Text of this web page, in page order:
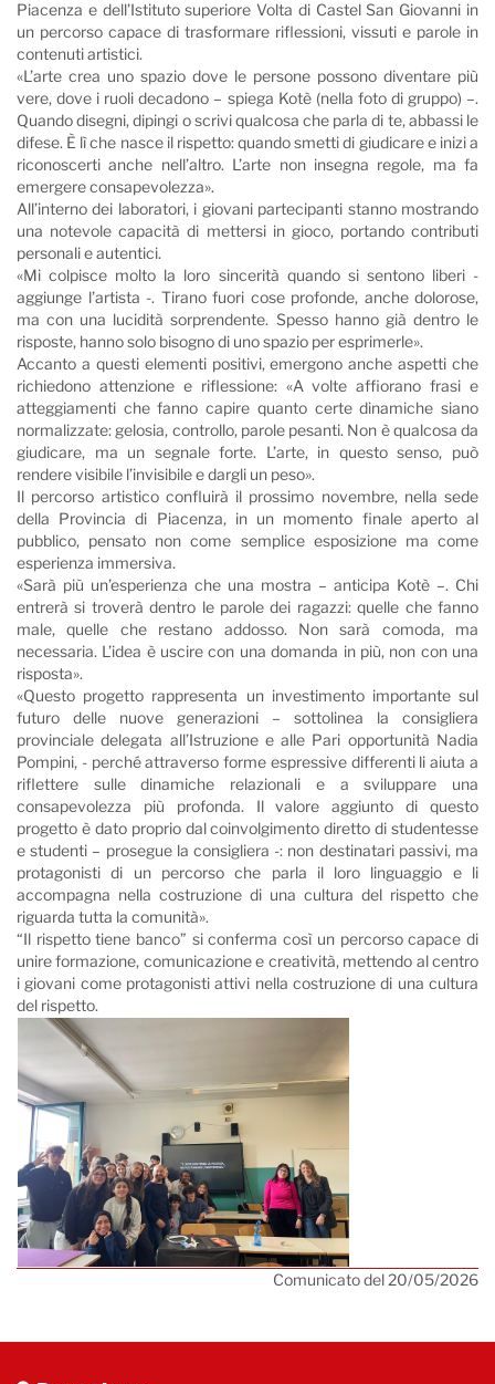
Piacenza e dell’Istituto superiore Volta di Castel San Giovanni in
un percorso capace di trasformare riflessioni, vissuti e parole in
contenuti artistici.
«L’arte crea uno spazio dove le persone possono diventare più
vere, dove i ruoli decadono – spiega Kotè (nella foto di gruppo) –.
Quando disegni, dipingi o scrivi qualcosa che parla di te, abbassi le
difese. È lì che nasce il rispetto: quando smetti di giudicare e inizi a
riconoscerti anche nell’altro. L’arte non insegna regole, ma fa
emergere consapevolezza».
All’interno dei laboratori, i giovani partecipanti stanno mostrando
una notevole capacità di mettersi in gioco, portando contributi
personali e autentici.
«Mi colpisce molto la loro sincerità quando si sentono liberi -
aggiunge l’artista -. Tirano fuori cose profonde, anche dolorose,
ma con una lucidità sorprendente. Spesso hanno già dentro le
risposte, hanno solo bisogno di uno spazio per esprimerle».
Accanto a questi elementi positivi, emergono anche aspetti che
richiedono attenzione e riflessione: «A volte affiorano frasi e
atteggiamenti che fanno capire quanto certe dinamiche siano
normalizzate: gelosia, controllo, parole pesanti. Non è qualcosa da
giudicare, ma un segnale forte. L’arte, in questo senso, può
rendere visibile l’invisibile e dargli un peso».
Il percorso artistico confluirà il prossimo novembre, nella sede
della Provincia di Piacenza, in un momento finale aperto al
pubblico, pensato non come semplice esposizione ma come
esperienza immersiva.
«Sarà più un’esperienza che una mostra – anticipa Kotè –. Chi
entrerà si troverà dentro le parole dei ragazzi: quelle che fanno
male, quelle che restano addosso. Non sarà comoda, ma
necessaria. L’idea è uscire con una domanda in più, non con una
risposta».
«Questo progetto rappresenta un investimento importante sul
futuro delle nuove generazioni – sottolinea la consigliera
provinciale delegata all’Istruzione e alle Pari opportunità Nadia
Pompini, - perché attraverso forme espressive differenti li aiuta a
riflettere sulle dinamiche relazionali e a sviluppare una
consapevolezza più profonda. Il valore aggiunto di questo
progetto è dato proprio dal coinvolgimento diretto di studentesse
e studenti – prosegue la consigliera -: non destinatari passivi, ma
protagonisti di un percorso che parla il loro linguaggio e li
accompagna nella costruzione di una cultura del rispetto che
riguarda tutta la comunità».
“Il rispetto tiene banco” si conferma così un percorso capace di
unire formazione, comunicazione e creatività, mettendo al centro
i giovani come protagonisti attivi nella costruzione di una cultura
del rispetto.
Comunicato del 20/05/2026